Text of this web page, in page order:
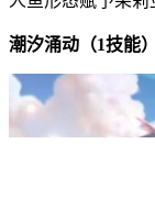
潮汐涌动（1技能）